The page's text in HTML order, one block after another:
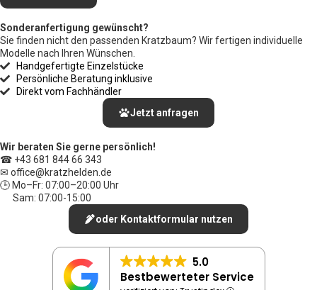
Sonderanfertigung gewünscht?
Sie finden nicht den passenden Kratzbaum? Wir fertigen individuelle
Modelle nach Ihren Wünschen.
Handgefertigte Einzelstücke
Persönliche Beratung inklusive
Direkt vom Fachhändler
Jetzt anfragen
Wir beraten Sie gerne persönlich!
☎ +43 681 844 66 343
✉ office@kratzhelden.de
🕒 Mo–Fr: 07:00–20:00 Uhr
Sam: 07:00-15:00
oder Kontaktformular nutzen
5.0
Bestbewerteter Service